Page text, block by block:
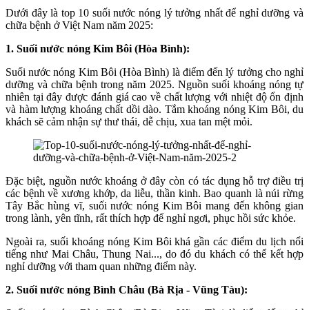
Dưới đây là top 10 suối nước nóng lý tưởng nhất để nghỉ dưỡng và
chữa bệnh ở Việt Nam năm 2025:
1. Suối nước nóng Kim Bôi (Hòa Bình):
Suối nước nóng Kim Bôi (Hòa Bình) là điểm đến lý tưởng cho nghỉ
dưỡng và chữa bệnh trong năm 2025. Nguồn suối khoáng nóng tự
nhiên tại đây được đánh giá cao về chất lượng với nhiệt độ ổn định
và hàm lượng khoáng chất dồi dào. Tắm khoáng nóng Kim Bôi, du
khách sẽ cảm nhận sự thư thái, dễ chịu, xua tan mệt mỏi.
Đặc biệt, nguồn nước khoáng ở đây còn có tác dụng hỗ trợ điều trị
các bệnh về xương khớp, da liễu, thần kinh. Bao quanh là núi rừng
Tây Bắc hùng vĩ, suối nước nóng Kim Bôi mang đến không gian
trong lành, yên tĩnh, rất thích hợp để nghỉ ngơi, phục hồi sức khỏe.
Ngoài ra, suối khoáng nóng Kim Bôi khá gần các điểm du lịch nổi
tiếng như Mai Châu, Thung Nai..., do đó du khách có thể kết hợp
nghỉ dưỡng với tham quan những điểm này.
2. Suối nước nóng Bình Châu (Bà Rịa - Vũng Tàu):